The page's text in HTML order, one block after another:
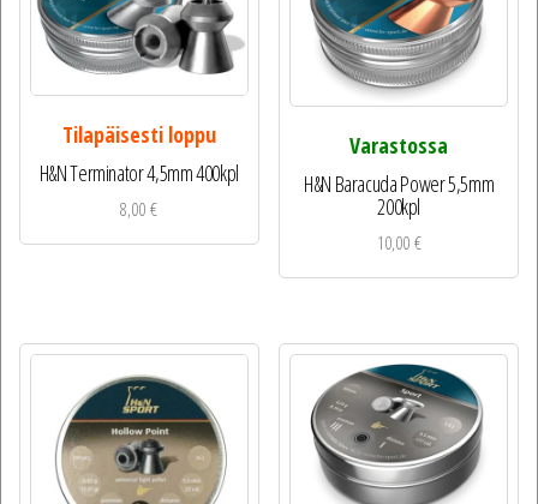
Tilapäisesti loppu
H&N Terminator 4,5mm 400kpl
8,00€
Varastossa
H&N Baracuda Power 5,5mm
200kpl
10,00€